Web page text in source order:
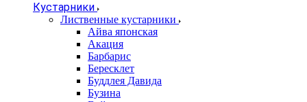
Кустарники
Лиственные кустарники
Айва японская
Акация
Барбарис
Бересклет
Буддлея Давида
Бузина